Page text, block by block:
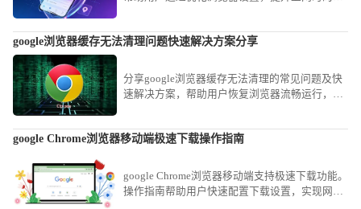
google浏览器缓存无法清理问题快速解决方案分享
分享google浏览器缓存无法清理的常见问题及快
速解决方案，帮助用户恢复浏览器流畅运行，提
google Chrome浏览器移动端极速下载操作指南
google Chrome浏览器移动端支持极速下载功能。
操作指南帮助用户快速配置下载设置，实现网页